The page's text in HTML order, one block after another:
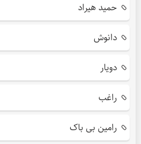
حمید هیراد
دانوش
دویار
راغب
رامین بی باک